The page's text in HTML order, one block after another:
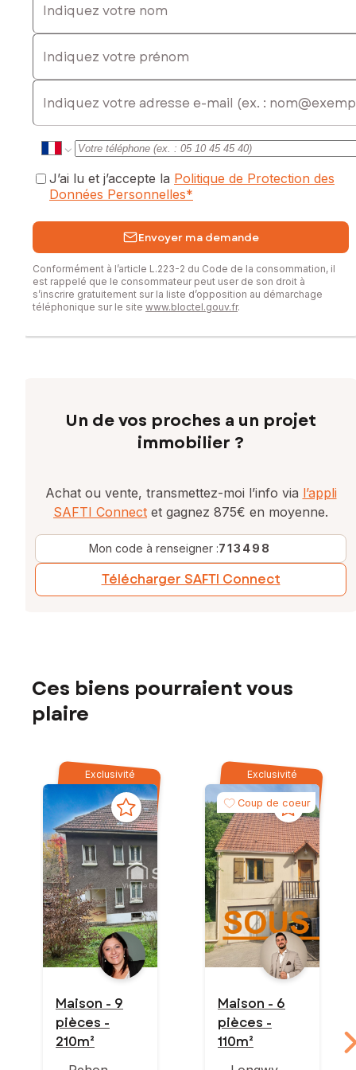
Indiquez votre prénom
E-mail
J’ai lu et j’accepte la Politique de Protection des
Données Personnelles*
Envoyer ma demande
Conformément à l’article L.223-2 du Code de la consommation, il
est rappelé que le consommateur peut user de son droit à
s’inscrire gratuitement sur la liste d’opposition au démarchage
téléphonique sur le site www.bloctel.gouv.fr.
Un de vos proches a un projet
immobilier ?
Achat ou vente, transmettez-moi l’info via l’appli
SAFTI Connect et gagnez 875€ en moyenne.
Mon code à renseigner :713498
Télécharger SAFTI Connect
Ces biens pourraient vous
plaire
Exclusivité
Maison - 9
pièces -
210m²
Exclusivité
Coup de coeur
Maison - 6
pièces -
110m²